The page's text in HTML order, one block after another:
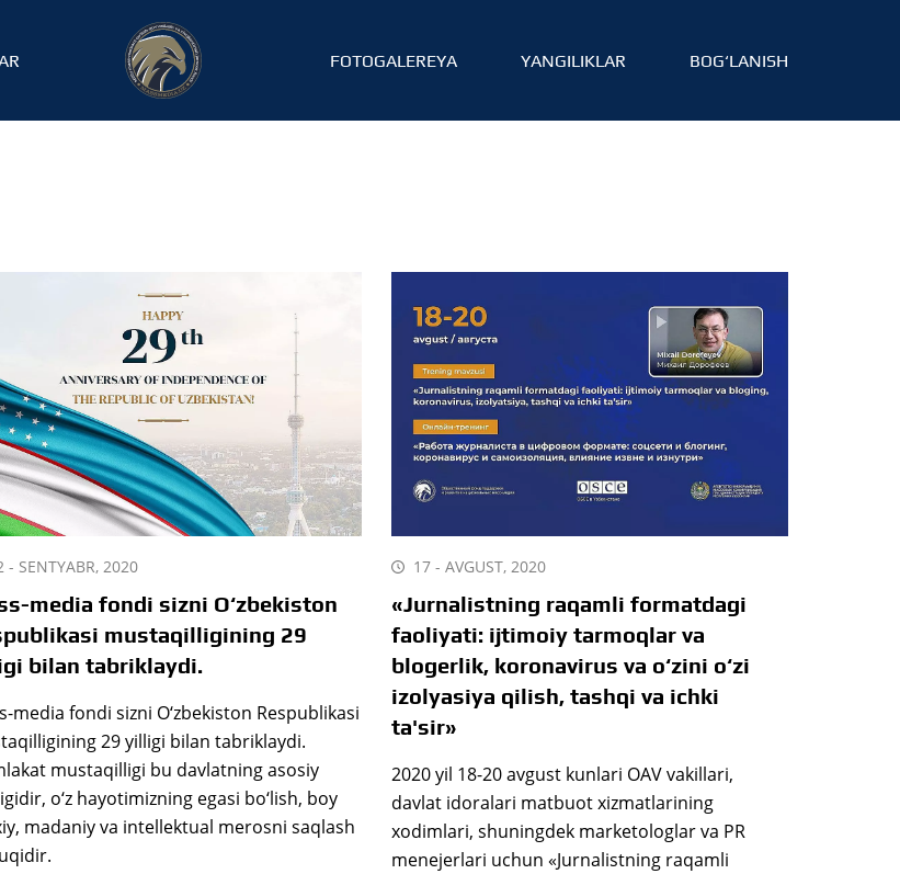
FOTOGALEREYA YANGILIKLAR BOG‘LANISH
- SENTYABR, 2020
media fondi sizni O‘zbekiston
mustaqilligining 29
bilan tabriklaydi.
media fondi sizni O‘zbekiston Respublikasi
29 yilligi bilan tabriklaydi.
mustaqilligi bu davlatning asosiy
o‘z hayotimizning egasi bo‘lish, boy
madaniy va intellektual merosni saqlash
17 - AVGUST, 2020
«Jurnalistning raqamli formatdagi
faoliyati: ijtimoiy tarmoqlar va
blogerlik, koronavirus va o‘zini o‘zi
izolyasiya qilish, tashqi va ichki
ta'sir»
2020 yil 18-20 avgust kunlari OAV vakillari,
davlat idoralari matbuot xizmatlarining
xodimlari, shuningdek marketologlar va PR
menejerlari uchun «Jurnalistning raqamli